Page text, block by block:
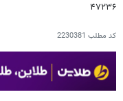
۴۷۲۳۶
کد مطلب 2230381